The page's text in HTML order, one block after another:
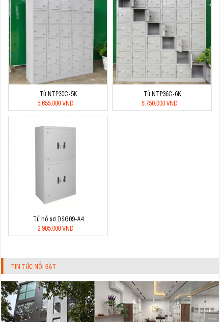
Tủ NTP30C-5K
5.655.000 VNĐ
Tủ NTP36C-6K
6.750.000 VNĐ
Tủ hồ sơ DSG09-A4
2.905.000 VNĐ
TIN TỨC NỔI BẬT